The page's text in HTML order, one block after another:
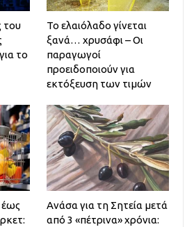
του
το
Το ελαιόλαδο γίνεται
ξανά… χρυσάφι – Οι
παραγωγοί
προειδοποιούν για
εκτόξευση των τιμών
έως
Ανάσα για τη Σητεία μετά
από 3 «πέτρινα» χρόνια: